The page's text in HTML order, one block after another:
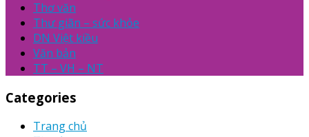
Thơ văn
Thư giãn – sức khỏe
DN Việt kiều
Văn bản
TT – VH – NT
Categories
Trang chủ